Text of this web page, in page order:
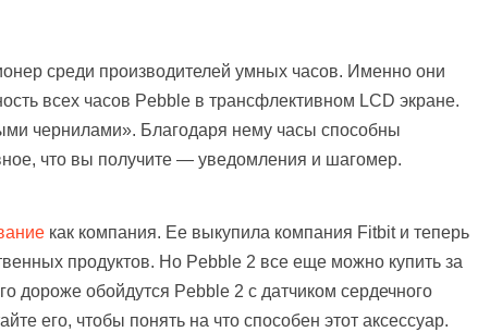
среди производителей умных часов. Именно они
всех часов Pebble в трансфлективном LCD экране.
чернилами». Благодаря нему часы способны
что вы получите — уведомления и шагомер.
как компания. Ее выкупила компания Fitbit и теперь
продуктов. Но Pebble 2 все еще можно купить за
дороже обойдутся Pebble 2 с датчиком сердечного
его, чтобы понять на что способен этот аксессуар.